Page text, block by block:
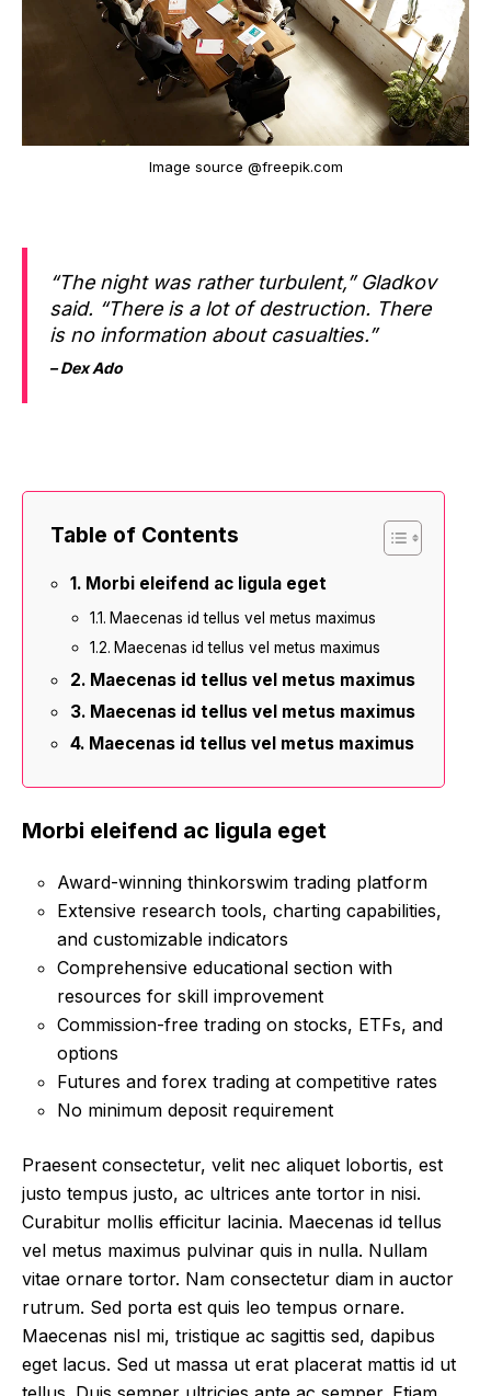
Image source @freepik.com
“The night was rather turbulent,” Gladkov
said. “There is a lot of destruction. There
is no information about casualties.”
– Dex Ado
Table of Contents
Morbi eleifend ac ligula eget
Maecenas id tellus vel metus maximus
Maecenas id tellus vel metus maximus
Maecenas id tellus vel metus maximus
Maecenas id tellus vel metus maximus
Maecenas id tellus vel metus maximus
Morbi eleifend ac ligula eget
Award-winning thinkorswim trading platform
Extensive research tools, charting capabilities,
and customizable indicators
Comprehensive educational section with
resources for skill improvement
Commission-free trading on stocks, ETFs, and
options
Futures and forex trading at competitive rates
No minimum deposit requirement
Praesent consectetur, velit nec aliquet lobortis, est
justo tempus justo, ac ultrices ante tortor in nisi.
Curabitur mollis efficitur lacinia. Maecenas id tellus
vel metus maximus pulvinar quis in nulla. Nullam
vitae ornare tortor. Nam consectetur diam in auctor
rutrum. Sed porta est quis leo tempus ornare.
Maecenas nisl mi, tristique ac sagittis sed, dapibus
eget lacus. Sed ut massa ut erat placerat mattis id ut